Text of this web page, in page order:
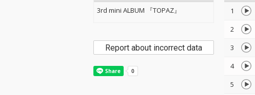
1
2
3
4
5
3rd mini ALBUM 『TOPAZ』
Report about incorrect data